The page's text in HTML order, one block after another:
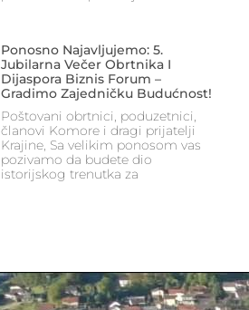
Ponosno Najavljujemo: 5.
Jubilarna Večer Obrtnika I
Dijaspora Biznis Forum –
Gradimo Zajedničku Budućnost!
Poštovani obrtnici, poduzetnici,
članovi Komore i dragi prijatelji
Krajine, Sa velikim ponosom vas
pozivamo da budete dio
istorijskog trenutka za